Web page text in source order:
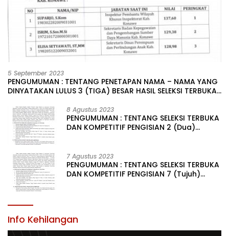
5 September 2023
PENGUMUMAN : TENTANG PENETAPAN NAMA – NAMA YANG
DINYATAKAN LULUS 3 (TIGA) BESAR HASIL SELEKSI TERBUKA
LINGKUNGAN PEMERINTAH DAERAH KABUPATEN KONAWE
8 Agustus 2023
PENGUMUMAN : TENTANG SELEKSI TERBUKA
DAN KOMPETITIF PENGISIAN 2 (Dua)
KABUPATEN KONAWE
7 Agustus 2023
PENGUMUMAN : TENTANG SELEKSI TERBUKA
DAN KOMPETITIF PENGISIAN 7 (Tujuh)
Info Kehilangan